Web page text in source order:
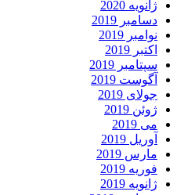
ژانویه 2020
دسامبر 2019
نوامبر 2019
اکتبر 2019
سپتامبر 2019
آگوست 2019
جولای 2019
ژوئن 2019
می 2019
آوریل 2019
مارس 2019
فوریه 2019
ژانویه 2019